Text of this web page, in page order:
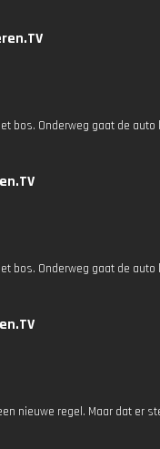
bos. Onderweg gaat de auto
bos. Onderweg gaat de auto
nieuwe regel. Maar dat er